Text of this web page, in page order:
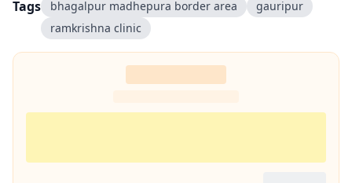
Tags
bhagalpur madhepura border area
gauripur
ramkrishna clinic